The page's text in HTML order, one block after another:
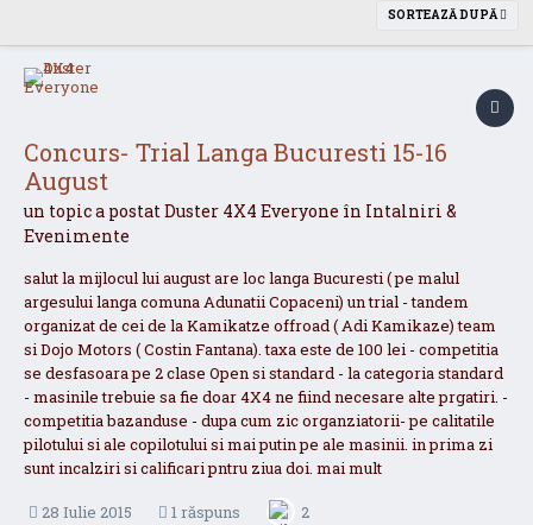
SORTEAZĂ DUPĂ
Concurs- Trial Langa Bucuresti 15-16
August
un topic a postatDuster 4X4 Everyone în Intalniri &
Evenimente
salut la mijlocul lui august are loc langa Bucuresti ( pe malul
argesului langa comuna Adunatii Copaceni) un trial - tandem
organizat de cei de la Kamikatze offroad ( Adi Kamikaze) team
si Dojo Motors ( Costin Fantana). taxa este de 100 lei - competitia
se desfasoara pe 2 clase Open si standard - la categoria standard
- masinile trebuie sa fie doar 4X4 ne fiind necesare alte prgatiri. -
competitia bazanduse - dupa cum zic organziatorii- pe calitatile
pilotului si ale copilotului si mai putin pe ale masinii. in prima zi
sunt incalziri si calificari pntru ziua doi. mai mult
28 Iulie 2015 1 răspuns 2